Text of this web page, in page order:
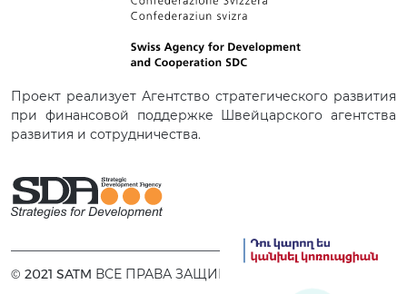
Проект реализует Агентство стратегического развития
при финансовой поддержке Швейцарского агентства
развития и сотрудничества.
© 2021 SATM ВСЕ ПРАВА ЗАЩИЩЕНЫ.